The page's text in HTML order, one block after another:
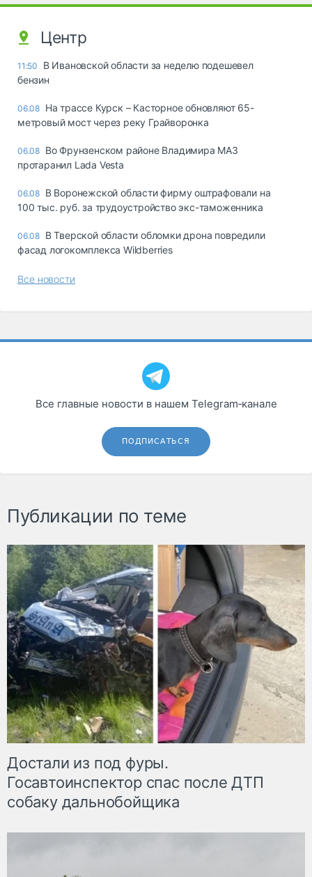
Центр
11:50
В Ивановской области за неделю подешевел
бензин
06.08 На трассе Курск – Касторное обновляют 65-
метровый мост через реку Грайворонка
06.08 Во Фрунзенском районе Владимира МАЗ
протаранил Lada Vesta
06.08 В Воронежской области фирму оштрафовали на
100 тыс. руб. за трудоустройство экс-таможенника
06.08 В Тверской области обломки дрона повредили
фасад логокомплекса Wildberries
Все новости
Все главные новости в нашем Telegram‑канале
ПОДПИСАТЬСЯ
Публикации по теме
Достали из под фуры.
Госавтоинспектор спас после ДТП
собаку дальнобойщика